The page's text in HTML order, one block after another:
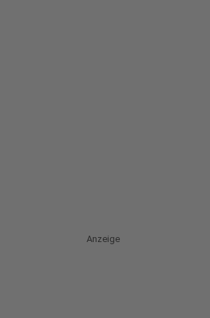
Anzeige